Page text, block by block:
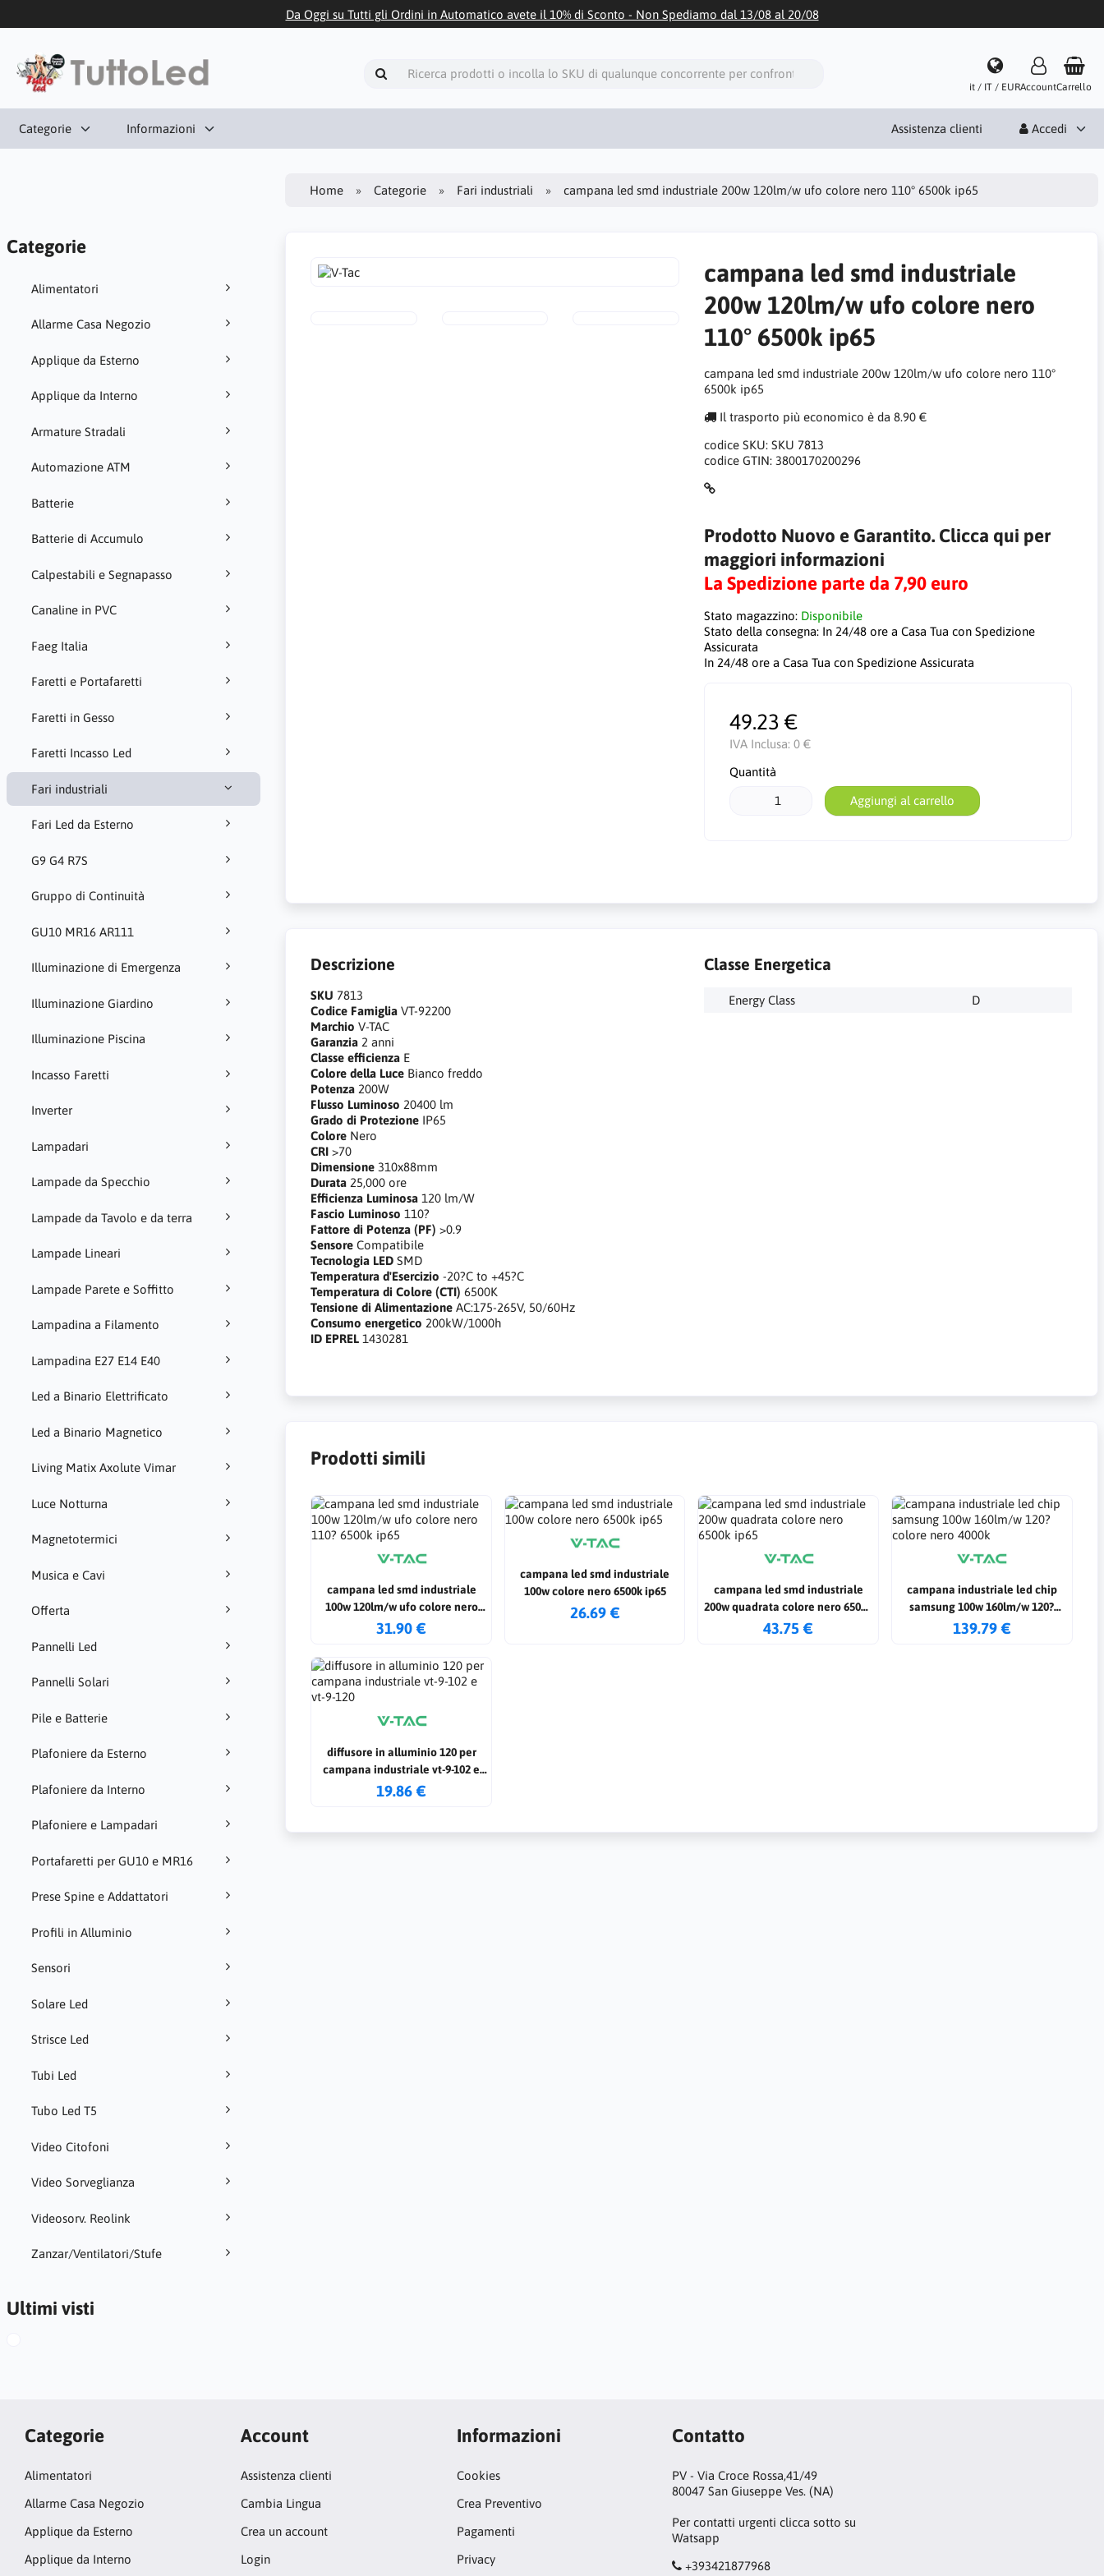
Da Oggi su Tutti gli Ordini in Automatico avete il 10% di Sconto - Non Spediamo dal 13/08 al 20/08
it / IT / EURAccountCarrello
Categorie Informazioni Assistenza clienti Accedi
Categorie
Alimentatori
Allarme Casa Negozio
Applique da Esterno
Applique da Interno
Armature Stradali
Automazione ATM
Batterie
Batterie di Accumulo
Calpestabili e Segnapasso
Canaline in PVC
Faeg Italia
Faretti e Portafaretti
Faretti in Gesso
Faretti Incasso Led
Fari industriali
Fari Led da Esterno
G9 G4 R7S
Gruppo di Continuità
GU10 MR16 AR111
Illuminazione di Emergenza
Illuminazione Giardino
Illuminazione Piscina
Incasso Faretti
Inverter
Lampadari
Lampade da Specchio
Lampade da Tavolo e da terra
Lampade Lineari
Lampade Parete e Soffitto
Lampadina a Filamento
Lampadina E27 E14 E40
Led a Binario Elettrificato
Led a Binario Magnetico
Living Matix Axolute Vimar
Luce Notturna
Magnetotermici
Musica e Cavi
Offerta
Pannelli Led
Pannelli Solari
Pile e Batterie
Plafoniere da Esterno
Plafoniere da Interno
Plafoniere e Lampadari
Portafaretti per GU10 e MR16
Prese Spine e Addattatori
Profili in Alluminio
Sensori
Solare Led
Strisce Led
Tubi Led
Tubo Led T5
Video Citofoni
Video Sorveglianza
Videosorv. Reolink
Zanzar/Ventilatori/Stufe
Ultimi visti
Home Categorie Fari industriali campana led smd industriale 200w 120lm/w ufo colore nero 110° 6500k ip65
campana led smd industriale
200w 120lm/w ufo colore nero
110° 6500k ip65
campana led smd industriale 200w 120lm/w ufo colore nero 110°
6500k ip65
Il trasporto più economico è da 8.90 €
codice SKU: SKU 7813
codice GTIN: 3800170200296
Prodotto Nuovo e Garantito. Clicca qui per
maggiori informazioni
La Spedizione parte da 7,90 euro
Stato magazzino: Disponibile
Stato della consegna: In 24/48 ore a Casa Tua con Spedizione
Assicurata
In 24/48 ore a Casa Tua con Spedizione Assicurata
49.23 €
IVA Inclusa: 0 €
Quantità
Aggiungi al carrello
Descrizione
SKU 7813
Codice Famiglia VT-92200
Marchio V-TAC
Garanzia 2 anni
Classe efficienza E
Colore della Luce Bianco freddo
Potenza 200W
Flusso Luminoso 20400 lm
Grado di Protezione IP65
Colore Nero
CRI >70
Dimensione 310x88mm
Durata 25,000 ore
Efficienza Luminosa 120 lm/W
Fascio Luminoso 110?
Fattore di Potenza (PF) >0.9
Sensore Compatibile
Tecnologia LED SMD
Temperatura d'Esercizio -20?C to +45?C
Temperatura di Colore (CTI) 6500K
Tensione di Alimentazione AC:175-265V, 50/60Hz
Consumo energetico 200kW/1000h
ID EPREL 1430281
Classe Energetica
Energy Class D
Prodotti simili
campana led smd industriale
100w 120lm/w ufo colore nero
110? 6500k ip65
31.90 €
campana led smd industriale
100w colore nero 6500k ip65
26.69 €
campana led smd industriale
200w quadrata colore nero 6500k
ip65
43.75 €
campana industriale led chip
samsung 100w 160lm/w 120?
colore nero 4000k
139.79 €
diffusore in alluminio 120 per
campana industriale vt-9-102 e
vt-9-120
19.86 €
Categorie
Alimentatori
Allarme Casa Negozio
Applique da Esterno
Applique da Interno
Account
Assistenza clienti
Cambia Lingua
Crea un account
Login
Informazioni
Cookies
Crea Preventivo
Pagamenti
Privacy
Contatto
PV - Via Croce Rossa,41/49
80047 San Giuseppe Ves. (NA)
Per contatti urgenti clicca sotto su
Watsapp
+393421877968